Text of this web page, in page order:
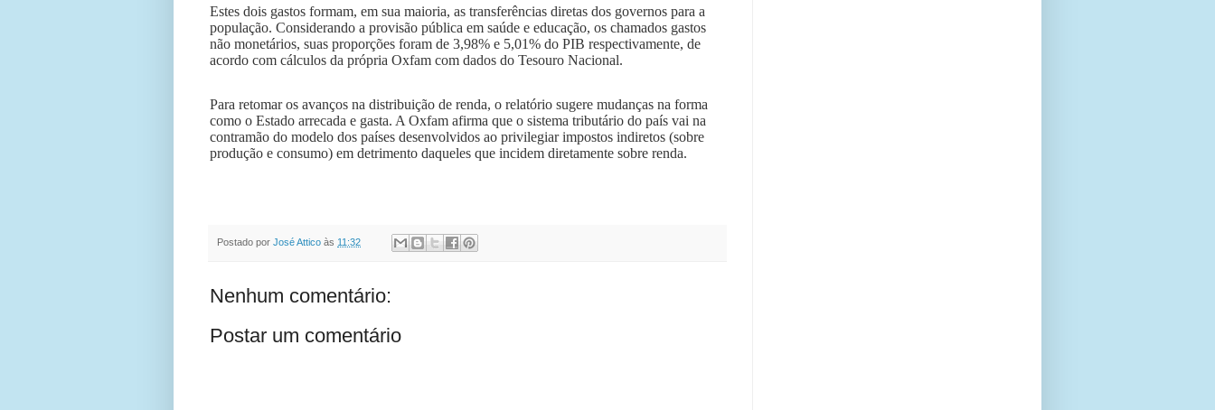
Estes dois gastos formam, em sua maioria, as transferências diretas dos governos para a
população. Considerando a provisão pública em saúde e educação, os chamados gastos
não monetários, suas proporções foram de 3,98% e 5,01% do PIB respectivamente, de
acordo com cálculos da própria Oxfam com dados do Tesouro Nacional.
Para retomar os avanços na distribuição de renda, o relatório sugere mudanças na forma
como o Estado arrecada e gasta. A Oxfam afirma que o sistema tributário do país vai na
contramão do modelo dos países desenvolvidos ao privilegiar impostos indiretos (sobre
produção e consumo) em detrimento daqueles que incidem diretamente sobre renda.
Postado por José Attico às 11:32
Nenhum comentário:
Postar um comentário